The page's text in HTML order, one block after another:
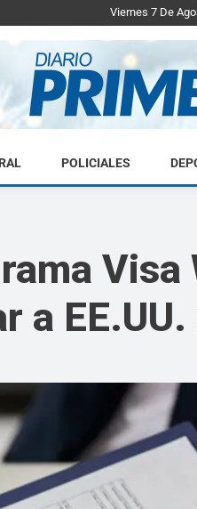
Viernes 7 De
POLICIALES
a